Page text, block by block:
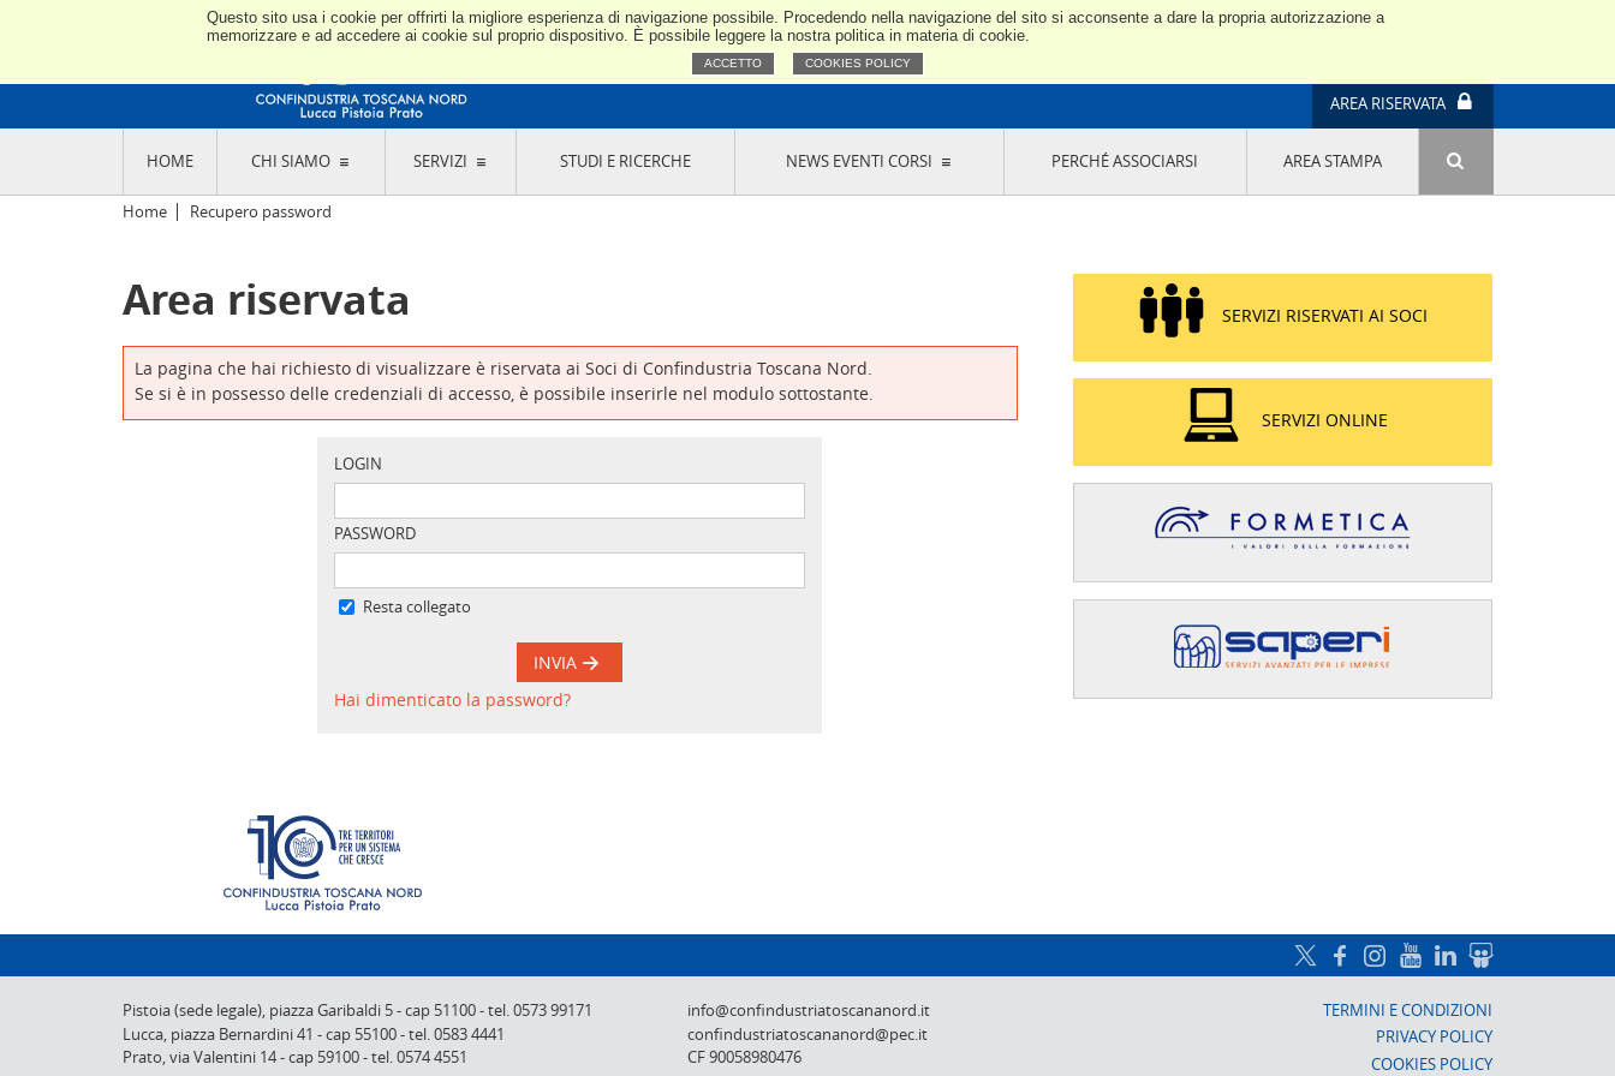
Questo sito usa i cookie per offrirti la migliore esperienza di navigazione possibile. Procedendo nella navigazione del sito si acconsente a dare la propria autorizzazione a
memorizzare e ad accedere ai cookie sul proprio dispositivo. È possibile leggere la nostra politica in materia di cookie.
ACCETTO COOKIES POLICY
Confindustria Toscana Nord
AREA RISERVATA
HOME CHI SIAMO
L'ASSOCIAZIONE
CODICE ETICO E DEI VALORI ASSOCIATIVI
TRASPARENZA CONTRIBUTI PUBBLICI
L'INDUSTRIA E IL TERRITORIO DI LUCCA,
PISTOIA E PRATO
SEDI E CONTATTI
ABOUT US
DESIGNAZIONE
ORGANI DI CONTROLLO
COMITATO PICCOLA
INDUSTRIA
GRUPPI DI ACQUISTO
EDIZIONE
PROGETTO LU.ME.
IL MANAGER DELLA SOSTENIBILITÀ NEL
DISTRETTO TESSILE PRATESE
GRUPPO IMPRENDITORIA FEMMINILE
SOSTENIBILITÀ
SERVIZI STUDI E RICERCHE NEWS EVENTI CORSI PERCHÉ ASSOCIARSI AREA STAMPA
Home Recupero password
Area riservata
La pagina che hai richiesto di visualizzare è riservata ai Soci di Confindustria Toscana Nord.
Se si è in possesso delle credenziali di accesso, è possibile inserirle nel modulo sottostante.
LOGIN
PASSWORD
Resta collegato
INVIA
Hai dimenticato la password?
SERVIZI RISERVATI AI SOCI
SERVIZI ONLINE
Pistoia (sede legale), piazza Garibaldi 5-cap 51100-tel. 0573 99171
Lucca, piazza Bernardini 41 -cap 55100-tel. 0583 4441
Prato,via Valentini 14-cap 59100-tel. 0574 4551
info@confindustriatoscananord.it
confindustriatoscananord@pec.it
CF 90058980476
TERMINI E CONDIZIONI
PRIVACY POLICY
COOKIES POLICY